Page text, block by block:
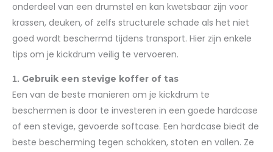
onderdeel van een drumstel en kan kwetsbaar zijn voor
krassen, deuken, of zelfs structurele schade als het niet
goed wordt beschermd tijdens transport. Hier zijn enkele
tips om je kickdrum veilig te vervoeren.
1. Gebruik een stevige koffer of tas
Een van de beste manieren om je kickdrum te
beschermen is door te investeren in een goede hardcase
of een stevige, gevoerde softcase. Een hardcase biedt de
beste bescherming tegen schokken, stoten en vallen. Ze